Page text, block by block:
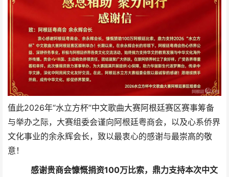
值此2026年“水立方杯”中文歌曲大赛阿根廷赛区赛事筹备
与举办之际，大赛组委会谨向阿根廷粤商会，以及心系侨界
文化事业的余永辉会长，致以最衷心的感谢与最崇高的敬
意！
感谢贵商会慷慨捐资100万比索，鼎力支持本次中文